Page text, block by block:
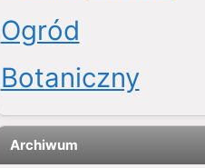
Ogród
Botaniczny
Archiwum